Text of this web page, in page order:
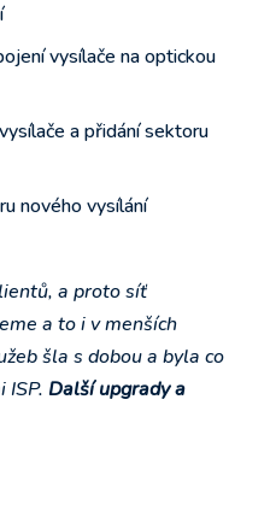
vysílače na optickou
a přidání sektoru
nového vysílání
a proto síť
a to i v menších
šla s dobou a byla co
ISP. Další upgrady a